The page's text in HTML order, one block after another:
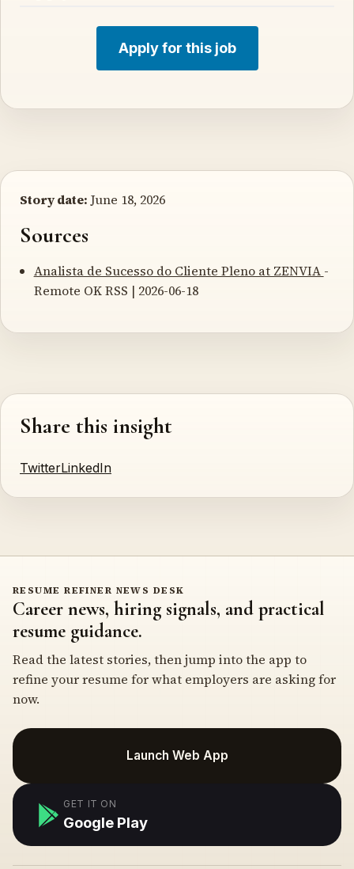
Apply for this job
Story date: June 18, 2026
Sources
Analista de Sucesso do Cliente Pleno at ZENVIA -
Remote OK RSS | 2026-06-18
Share this insight
TwitterLinkedIn
RESUME REFINER NEWS DESK
Career news, hiring signals, and practical
resume guidance.
Read the latest stories, then jump into the app to
refine your resume for what employers are asking for
now.
Launch Web App
GET IT ON
Google Play